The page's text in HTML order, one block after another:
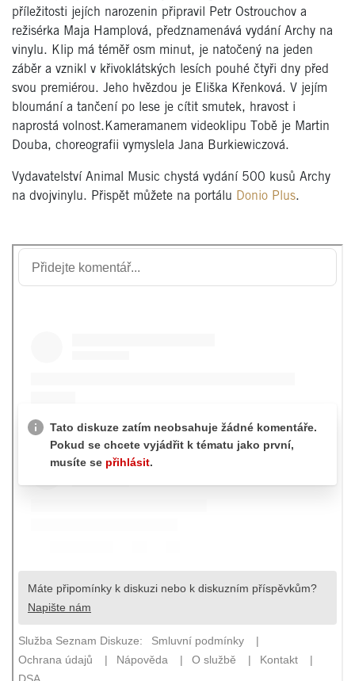
příležitosti jejích narozenin připravil Petr Ostrouchov a
režisérka Maja Hamplová, předznamenává vydání Archy na
vinylu. Klip má téměř osm minut, je natočený na jeden
záběr a vznikl v křivoklátských lesích pouhé čtyři dny před
svou premiérou. Jeho hvězdou je Eliška Křenková. V jejím
bloumání a tančení po lese je cítit smutek, hravost i
naprostá volnost.Kameramanem videoklipu Tobě je Martin
Douba, choreografii vymyslela Jana Burkiewiczová.
Vydavatelství Animal Music chystá vydání 500 kusů Archy
na dvojvinylu. Přispět můžete na portálu
Donio Plus.